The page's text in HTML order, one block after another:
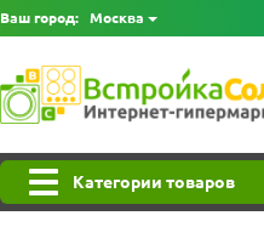
Ваш город: Москва
Категории товаров